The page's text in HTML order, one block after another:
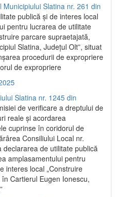
Slatina nr. 261 din
publică și de interes local
pentru lucrarea de utilitate
parcare supraetajată,
Slatina, Județul Olt”, situat
procedurii de expropriere
de expropriere
Slatina nr. 1245 din
de verificare a dreptului de
reale și acordarea
cuprinse în coridorul de
Consiliului Local nr.
de utilitate publică
amplasamentului pentru
interes local „Construire
Cartierul Eugen Ionescu,